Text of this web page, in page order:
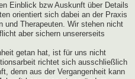
Einblick bzw Auskunft über Details
orientiert sich dabei an der Praxis
und Therapeuten. Wir stehen nicht
aber sichern unsererseits
getan hat, ist für uns nicht
richtet sich ausschließlich
denn aus der Vergangenheit kann